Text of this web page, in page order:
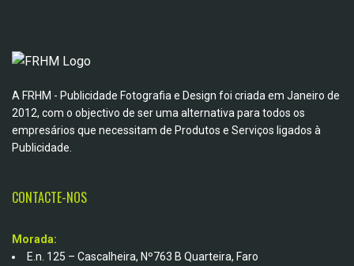
A FRHM - Publicidade Fotografia e Design foi criada em Janeiro de
2012, com o objectivo de ser uma alternativa para todos os
empresários que necessitam de Produtos e Serviços ligados à
Publicidade.
CONTACTE-NOS
Morada:
E.n. 125 – Cascalheira, Nº763 B Quarteira, Faro